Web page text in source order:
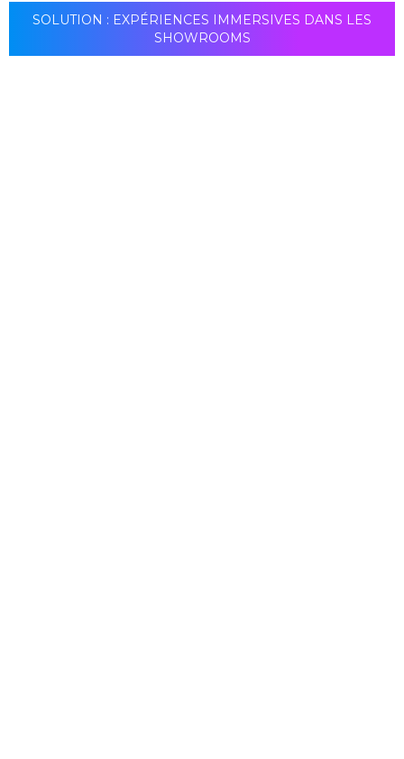
SOLUTION : EXPÉRIENCES IMMERSIVES DANS LES
SHOWROOMS